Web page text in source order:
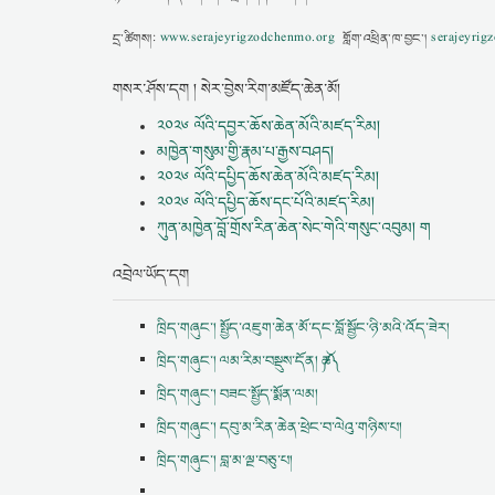
དྲ་ཚིགས།: www.serajeyrigzodchenmo.org གློག་འཕྲིན་ཁ་བྱང་།
གསར་ཤོས་དག ། སེར་བྱེས་རིག་མཛོད་ཆེན་མོ།
༢༠༢༦ ལོའི་དབྱར་ཆོས་ཆེན་མོའི་མཛད་རིམ།
མཁྱེན་གསུམ་གྱི་རྣམ་པ་རྒྱས་བཤད།
༢༠༢༦ ལོའི་དཔྱིད་ཆོས་ཆེན་མོའི་མཛད་རིམ།
༢༠༢༦ ལོའི་དཔྱིད་ཆོས་དང་པོའི་མཛད་རིམ།
ཀུན་མཁྱེན་བློ་གྲོས་རིན་ཆེན་སེང་གེའི་གསུང་འབུམ། ག
འབྲེལ་ཡོད་དག
ཁྲིད་གཞུང་། སྤྱོད་འཇུག་ཆེན་མོ་དང་བློ་སྦྱོང་ཉི་མའི་འོད་ཟེར།
ཁྲིད་གཞུང་། ལམ་རིམ་བསྡུས་དོན། ༼ཆ༽
ཁྲིད་གཞུང་། བཟང་སྤྱོད་སྨོན་ལམ།
ཁྲིད་གཞུང་། དབུ་མ་རིན་ཆེན་ཕྲེང་བ་ལེའུ་གཉིས་པ།
ཁྲིད་གཞུང་། བླ་མ་ལྔ་བཅུ་པ།